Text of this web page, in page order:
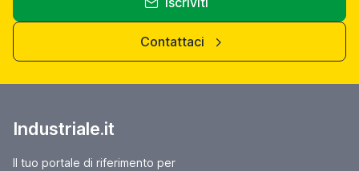
Contattaci
Industriale.it
Il tuo portale di riferimento per